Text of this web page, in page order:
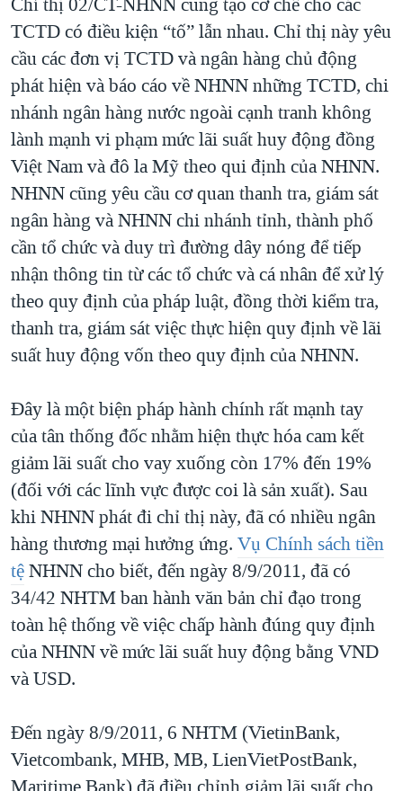
TCTD có điều kiện “tố” lẫn nhau. Chỉ thị này yêu
cầu các đơn vị TCTD và ngân hàng chủ động
phát hiện và báo cáo về NHNN những TCTD, chi
nhánh ngân hàng nước ngoài cạnh tranh không
lành mạnh vi phạm mức lãi suất huy động đồng
Việt Nam và đô la Mỹ theo qui định của NHNN.
NHNN cũng yêu cầu cơ quan thanh tra, giám sát
ngân hàng và NHNN chi nhánh tỉnh, thành phố
cần tổ chức và duy trì đường dây nóng để tiếp
nhận thông tin từ các tổ chức và cá nhân để xử lý
theo quy định của pháp luật, đồng thời kiểm tra,
thanh tra, giám sát việc thực hiện quy định về lãi
suất huy động vốn theo quy định của NHNN.
Đây là một biện pháp hành chính rất mạnh tay
của tân thống đốc nhằm hiện thực hóa cam kết
giảm lãi suất cho vay xuống còn 17% đến 19%
(đối với các lĩnh vực được coi là sản xuất). Sau
khi NHNN phát đi chỉ thị này, đã có nhiều ngân
hàng thương mại hưởng ứng. Vụ Chính sách tiền
tệNHNN cho biết, đến ngày 8/9/2011, đã có
34/42 NHTM ban hành văn bản chỉ đạo trong
toàn hệ thống về việc chấp hành đúng quy định
của NHNN về mức lãi suất huy động bằng VND
và USD.
Đến ngày 8/9/2011, 6 NHTM (VietinBank,
Vietcombank, MHB, MB, LienVietPostBank,